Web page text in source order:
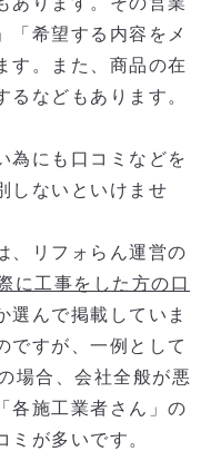
「希望する内容をメ
す。また、商品の在
るなどもあります。
為にも口コミなどを
しないといけませ
、リフォらん運営の
に工事をした方の口
選んで掲載していま
ですが、一例として
場合、会社全般が悪
各施工業者さん」の
ミが多いです。